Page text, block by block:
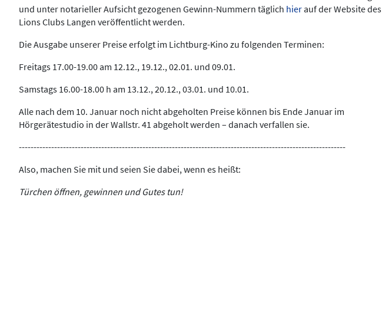
und unter notarieller Aufsicht gezogenen Gewinn-Nummern täglich hierauf der Website des
Lions Clubs Langen veröffentlicht werden.
Die Ausgabe unserer Preise erfolgt im Lichtburg-Kino zu folgenden Terminen:
Freitags 17.00-19.00 am 12.12., 19.12., 02.01. und 09.01.
Samstags 16.00-18.00 h am 13.12., 20.12., 03.01. und 10.01.
Alle nach dem 10. Januar noch nicht abgeholten Preise können bis Ende Januar im
Hörgerätestudio in der Wallstr. 41 abgeholt werden – danach verfallen sie.
---------------------------------------------------------------------------------------------------------------
Also, machen Sie mit und seien Sie dabei, wenn es heißt:
Türchen öffnen, gewinnen und Gutes tun!